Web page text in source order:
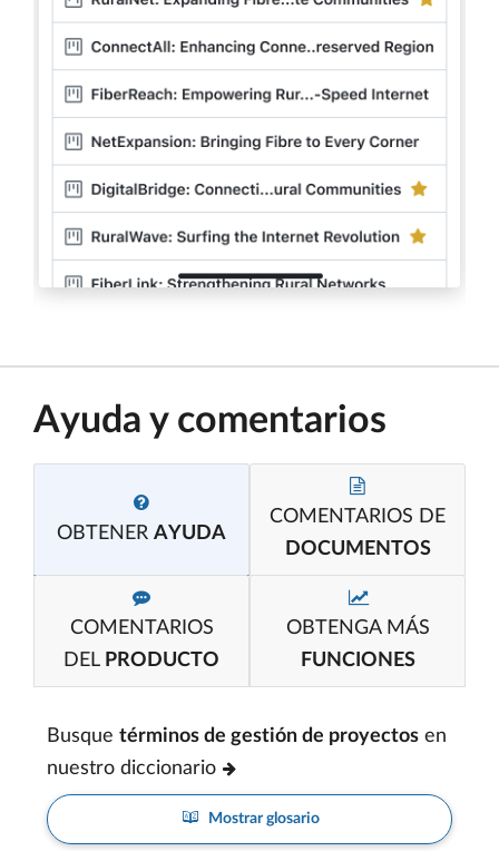
Ayuda y comentarios
OBTENER AYUDA
COMENTARIOS DE
DOCUMENTOS
COMENTARIOS
DEL PRODUCTO
OBTENGA MÁS
FUNCIONES
Busque términos de gestión de proyectos en
nuestro diccionario
Mostrar glosario